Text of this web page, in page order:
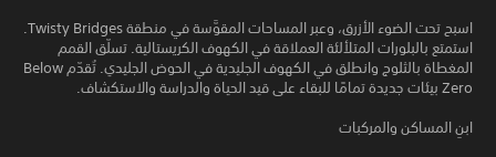
اسبح تحت الضوء الأزرق، وعبر المساحات المقوَّسة في منطقة Twisty Bridges.
استمتع بالبلورات المتلألئة العملاقة في الكهوف الكريستالية. تسلّق القمم
المغطاة بالثلوج وانطلق في الكهوف الجليدية في الحوض الجليدي. تُقدّم Below
Zero بيئات جديدة تمامًا للبقاء على قيد الحياة والدراسة والاستكشاف.
ابنِ المساكن والمركبات